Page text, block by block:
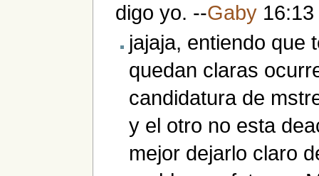
digo yo. --Gaby
jajaja, entiendo que
quedan claras
candidatura de
y el otro no esta
mejor dejarlo claro